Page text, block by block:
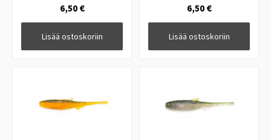
6,50 €
Lisää ostoskoriin
6,50 €
Lisää ostoskoriin